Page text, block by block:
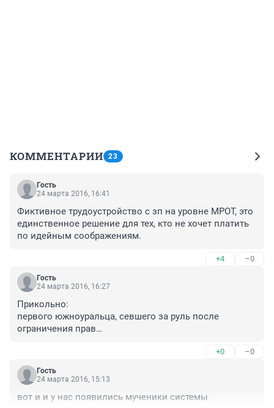
КОММЕНТАРИИ 23
Гость
24 марта 2016, 16:41
Фиктивное трудоустройство с зп на уровне МРОТ, это
единственное решение для тех, кто не хочет платить
по идейным соображениям.
+4 –0
Гость
24 марта 2016, 16:27
Прикольно:
первого южноуральца, севшего за руль после
ограничения прав
http://chelyabinsk.ru/text/newsline/147804899233794.html
он сел за руль, то есть сами признаются, что до этого
+0 –0
Гость
24 марта 2016, 15:13
вот и и у нас появились мученики системы